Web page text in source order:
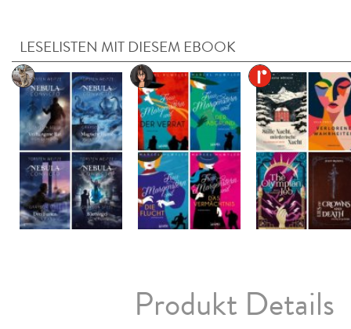
LESELISTEN MIT DIESEM EBOOK
Produkt Details